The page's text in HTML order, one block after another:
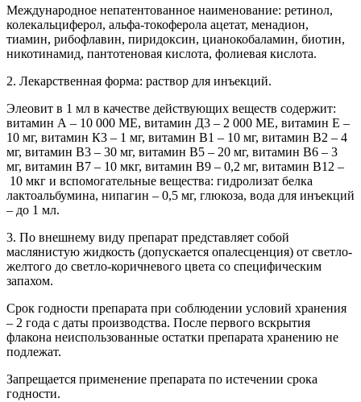
Международное непатентованное наименование: ретинол,
колекальциферол, альфа-токоферола ацетат, менадион,
тиамин, рибофлавин, пиридоксин, цианокобаламин, биотин,
никотинамид, пантотеновая кислота, фолиевая кислота.
2. Лекарственная форма: раствор для инъекций.
Элеовит в 1 мл в качестве действующих веществ содержит:
витамин А – 10 000 МЕ, витамин Д3 – 2 000 МЕ, витамин Е –
10 мг, витамин К3 – 1 мг, витамин В1 – 10 мг, витамин В2 – 4
мг, витамин В3 – 30 мг, витамин В5 – 20 мг, витамин В6 – 3
мг, витамин В7 – 10 мкг, витамин В9 – 0,2 мг, витамин В12 –
10 мкг и вспомогательные вещества: гидролизат белка
лактоальбумина, нипагин – 0,5 мг, глюкоза, вода для инъекций
– до 1 мл.
3. По внешнему виду препарат представляет собой
маслянистую жидкость (допускается опалесценция) от светло-
желтого до светло-коричневого цвета со специфическим
запахом.
Срок годности препарата при соблюдении условий хранения
– 2 года с даты производства. После первого вскрытия
флакона неиспользованные остатки препарата хранению не
подлежат.
Запрещается применение препарата по истечении срока
годности.